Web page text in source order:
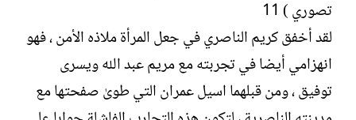
تصوري ) 11
لقد أخفق كريم الناصري في جعل المرأة ملاذه الأمن ، فهو
انهزامي أيضا في تجربته مع مريم عبد الله ويسرى
توفيق ، ومن قبلهما اسيل عمران التي طوىٰ صفحتها مع